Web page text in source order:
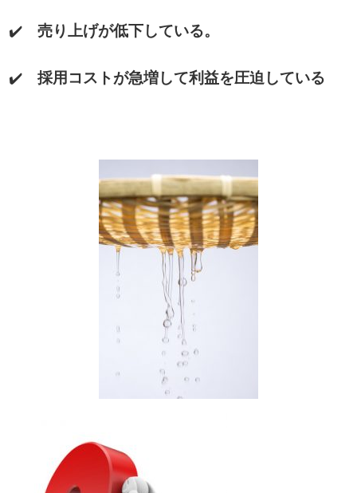
✔️売り上げが低下している。
✔️採用コストが急増して利益を圧迫している